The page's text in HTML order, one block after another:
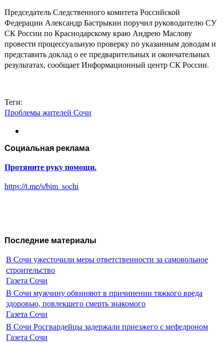
Председатель Следственного комитета Российской
Федерации Александр Бастрыкин поручил руководителю СУ
СК России по Краснодарскому краю Андрею Маслову
провести процессуальную проверку по указанным доводам и
представить доклад о ее предварительных и окончательных
результатах, сообщает Информационный центр СК России.
Теги:
Проблемы жителей Сочи
Социальная реклама
Протяните руку помощи.
https://t.me/s/bim_sochi
Последние материалы
В Сочи ужесточили меры ответственности за самовольное
строительство
Газета Сочи
В Сочи мужчину обвиняют в причинении тяжкого вреда
здоровью, повлекшего смерть знакомого
Газета Сочи
В Сочи Росгвардейцы задержали приезжего с мефедроном
Газета Сочи